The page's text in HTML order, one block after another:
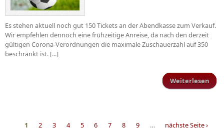
Es stehen aktuell noch gut 150 Tickets an der Abendkasse zum Verkauf.
Wir empfehlen dennoch eine frühzeitige Anreise, da nach den derzeit
gültigen Corona-Verordnungen die maximale Zuschauerzahl auf 350
beschränkt ist. [...]
Weiterlesen
1 2 3 4 5 6 7 8 9 …
nächste Seite ›